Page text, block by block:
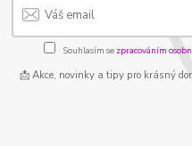
Souhlasím se zpracováním
📩 Akce, novinky a tipy pro krásný